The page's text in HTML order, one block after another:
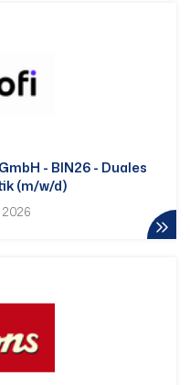
- BIN26 - Duales
(m/w/d)
2026